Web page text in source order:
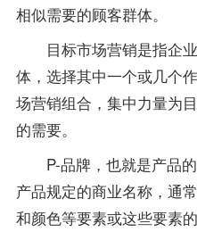
相似需要的顾客群体。
目标市场营销是指企业
体，选择其中一个或几个
场营销组合，集中力量为
的需要。
P-品牌，也就是产品的
产品规定的商业名称，通
和颜色等要素或这些要素